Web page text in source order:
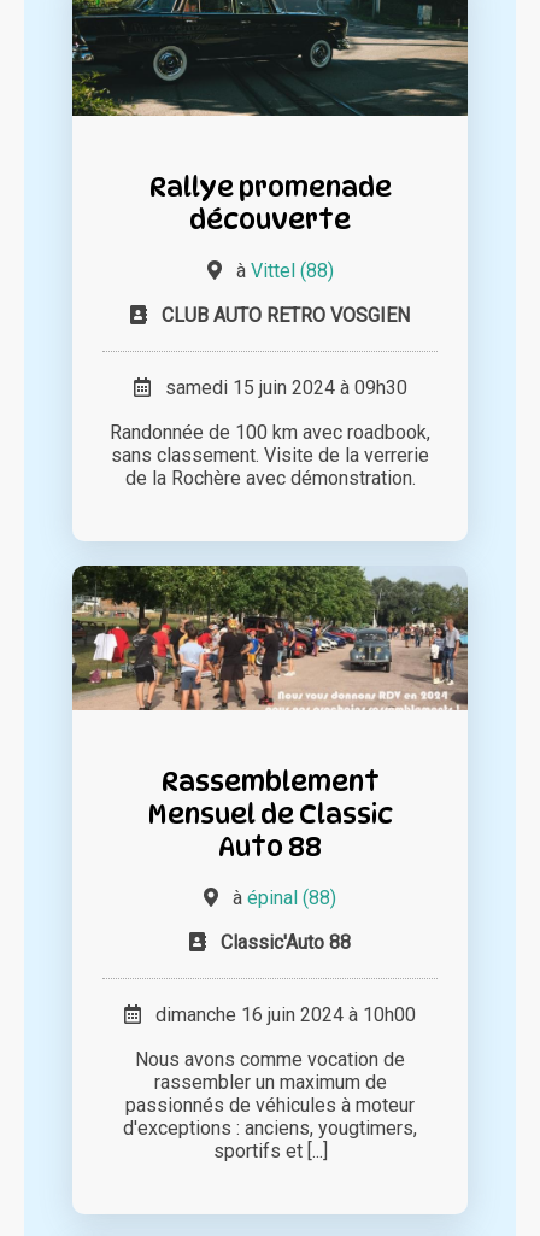
Rallye promenade
découverte
à Vittel (88)
CLUB AUTO RETRO VOSGIEN
samedi 15 juin 2024 à 09h30
Randonnée de 100 km avec roadbook,
sans classement. Visite de la verrerie
de la Rochère avec démonstration.
Rassemblement
Mensuel de Classic
Auto 88
à épinal (88)
Classic'Auto 88
dimanche 16 juin 2024 à 10h00
Nous avons comme vocation de
rassembler un maximum de
passionnés de véhicules à moteur
d'exceptions : anciens, yougtimers,
sportifs et [...]